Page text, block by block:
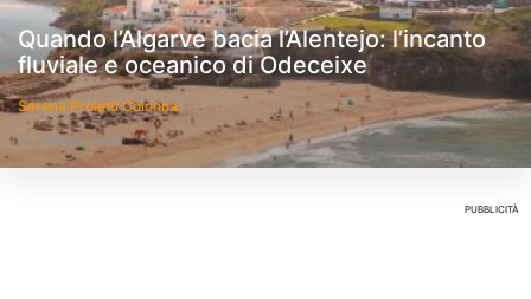
Quando l’Algarve bacia l’Alentejo: l’incanto
fluviale e oceanico di Odeceixe
Serena Proietti Colonna
12 Giugno 2026
PUBBLICITÀ